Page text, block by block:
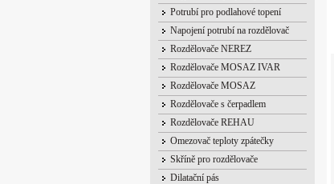
Potrubí pro podlahové topení
Napojení potrubí na rozdělovač
Rozdělovače NEREZ
Rozdělovače MOSAZ IVAR
Rozdělovače MOSAZ
Rozdělovače s čerpadlem
Rozdělovače REHAU
Omezovač teploty zpátečky
Skříně pro rozdělovače
Dilatační pás